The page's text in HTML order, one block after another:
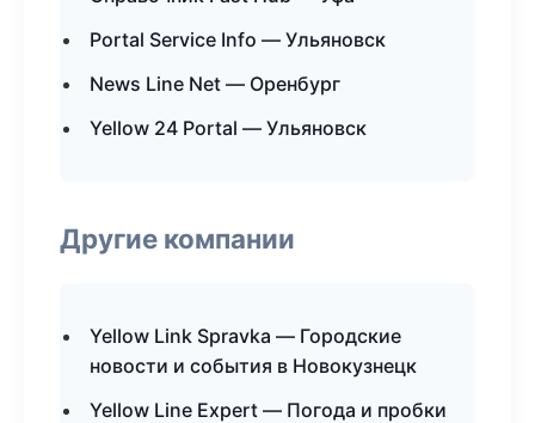
Portal Service Info — Ульяновск
News Line Net — Оренбург
Yellow 24 Portal — Ульяновск
Другие компании
Yellow Link Spravka — Городские
новости и события в Новокузнецк
Yellow Line Expert — Погода и пробки